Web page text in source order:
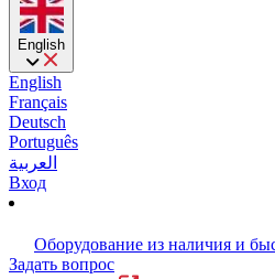
English
English
Français
Deutsch
Português
العربية
Вход
Оборудование из наличия и
Задать вопрос